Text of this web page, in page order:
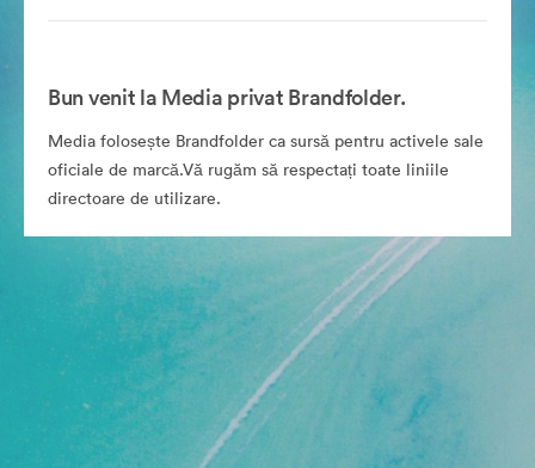
Bun venit la Media privat Brandfolder.
Media folosește Brandfolder ca sursă pentru activele sale
oficiale de marcă.Vă rugăm să respectați toate liniile
directoare de utilizare.